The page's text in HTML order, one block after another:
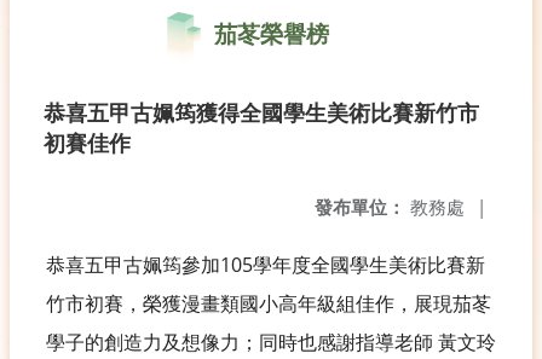
茄苳榮譽榜
恭喜五甲古姵筠獲得全國學生美術比賽新竹市
初賽佳作
發布單位： 教務處 |
恭喜五甲古姵筠參加105學年度全國學生美術比賽新
竹市初賽，榮獲漫畫類國小高年級組佳作，展現茄苳
學子的創造力及想像力；同時也感謝指導老師 黃文玲